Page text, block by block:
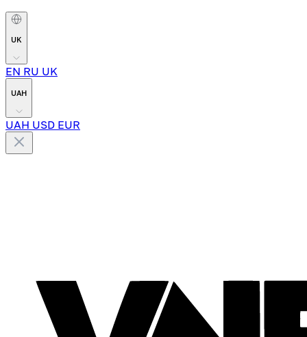
UK
EN RU UK
UAH
UAH USD EUR